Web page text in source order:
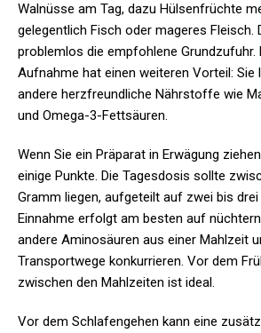
Walnüsse am Tag, dazu Hülsenfrüchte
gelegentlich Fisch oder mageres Fleisch.
problemlos die empfohlene Grundzufuhr.
Aufnahme hat einen weiteren Vorteil: Sie
andere herzfreundliche Nährstoffe wie
und Omega-3-Fettsäuren.
Wenn Sie ein Präparat in Erwägung
einige Punkte. Die Tagesdosis sollte
Gramm liegen, aufgeteilt auf zwei bis drei
Einnahme erfolgt am besten auf
andere Aminosäuren aus einer Mahlzeit
Transportwege konkurrieren. Vor dem
zwischen den Mahlzeiten ist ideal.
Vor dem Schlafengehen kann eine